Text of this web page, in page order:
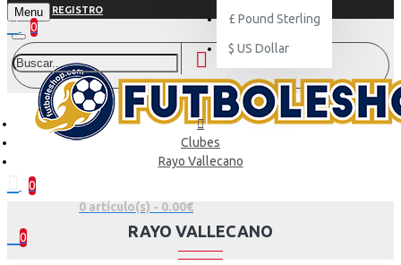
REGISTRO
£ Pound Sterling
$ US Dollar
Menu
0
0
0 artículo(s) - 0.00€
0
Clubes
Rayo Vallecano
RAYO VALLECANO